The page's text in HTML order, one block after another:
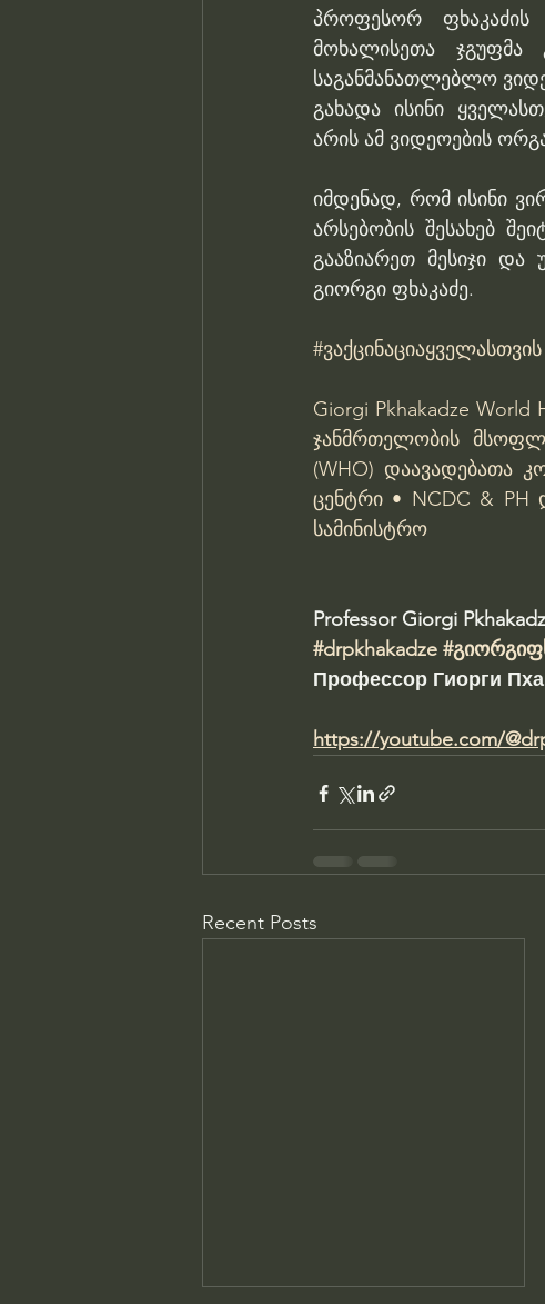
პროფესორ
მოხალისეთა ჯგუფმა
საგანმანათლებლო
გახადა ისინი
არის ამ ვიდეოების
იმდენად, რომ ისინი
არსებობის შესახებ
გააზიარეთ მესიჯი
გიორგი ფხაკაძე.
#ვაქცინაციაყველასთვის
Giorgi Pkhakadze World
ჯანმრთელობის
(WHO) დაავადებათა
ცენტრი • NCDC & PH
სამინისტრო
Professor Giorgi
#drpkhakadze
Профессор Гиорги
https://youtube.com/
Recent Posts